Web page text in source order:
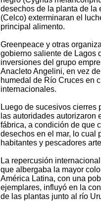
desechos de la planta de la
(Celco) exterminaran el
principal alimento.
Greenpeace y otras
gobierno saliente de Lagos
inversiones del grupo
Anacleto Angelini, en vez
humedal de Río Cruces en
internacionales.
Luego de sucesivos cierres
las autoridades autorizaron
fábrica, a condición de que
desechos en el mar, lo cual
habitantes y pescadores
La repercusión
que albergaba la mayor
América Latina, con una
ejemplares, influyó en la
de las plantas junto al río